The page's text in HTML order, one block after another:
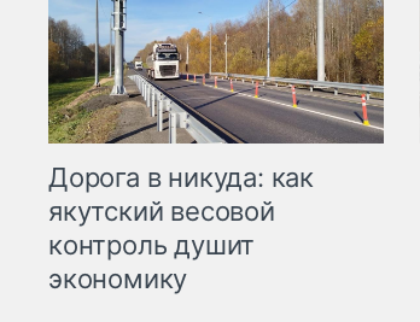
Дорога в никуда: как
якутский весовой
контроль душит
экономику